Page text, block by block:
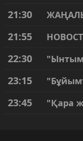
21:30
21:55
22:30
23:15
23:45 "Қара